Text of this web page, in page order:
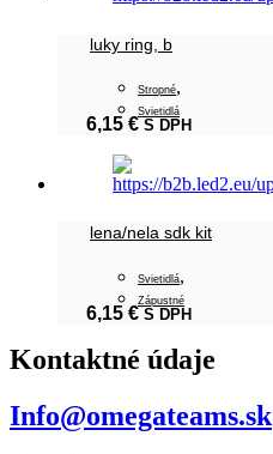
luky ring, b
Stropné,
Svietidlá
6,15 € S DPH
lena/nela sdk kit
Svietidlá,
Zápustné
6,15 € S DPH
Kontaktné údaje
Info@omegateams.sk